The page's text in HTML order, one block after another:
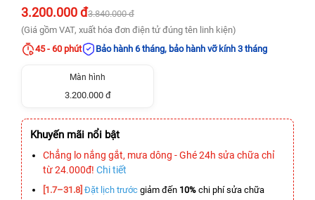
3.200.000 đ3.840.000 đ
(Giá gồm VAT, xuất hóa đơn điện tử đúng tên linh kiện)
45 - 60 phút
Bảo hành 6 tháng, bảo hành vỡ kính 3 tháng
Màn hình
3.200.000 đ
Khuyến mãi nổi bật
Chẳng lo nắng gắt, mưa dông - Ghé 24h sửa chữa chỉ
từ 24.000đ! Chi tiết
[1.7–31.8] Đặt lịch trước giảm đến 10% chi phí sửa chữa